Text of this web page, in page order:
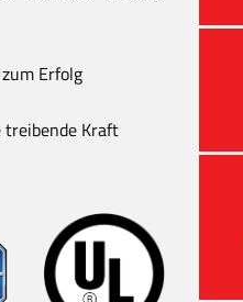
Erfolg
treibende Kraft